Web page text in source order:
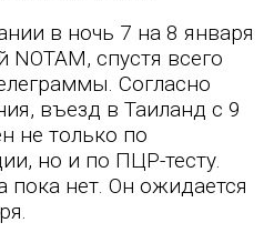
в ночь 7 на 8 января
спустя всего
Согласно
въезд в Таиланд с 9
не только по
но и по ПЦР-тесту.
пока нет. Он ожидается